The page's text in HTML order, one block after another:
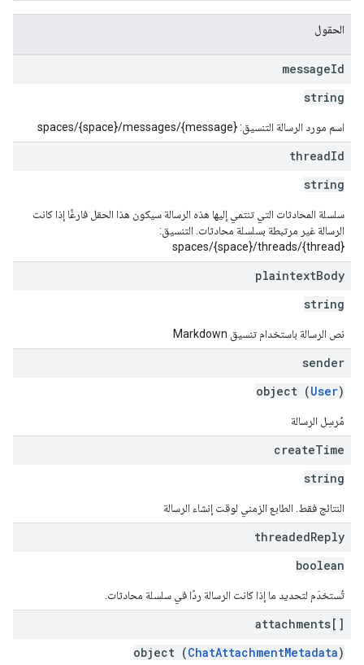
الحقول
messageId
string
اسم مورد الرسالة التنسيق: spaces/{space}/messages/{message}
threadId
string
سلسلة المحادثات التي تنتمي إليها هذه الرسالة سيكون هذا الحقل فارغًا إذا كانت
الرسالة غير مرتبطة بسلسلة محادثات. التنسيق:
spaces/{space}/threads/{thread}
plaintextBody
string
نص الرسالة باستخدام تنسيق Markdown
sender
object (User)
مُرسِل الرسالة
createTime
string
النتائج فقط. الطابع الزمني لوقت إنشاء الرسالة
threadedReply
boolean
تُستخدَم لتحديد ما إذا كانت الرسالة ردًا في سلسلة محادثات.
attachments[]
object (ChatAttachmentMetadata)